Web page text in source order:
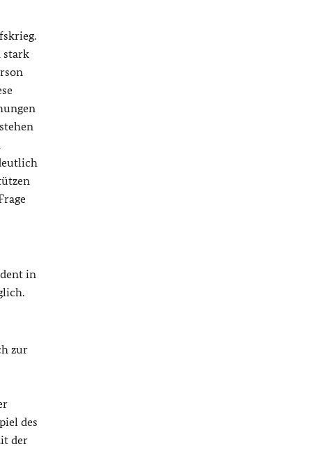
stark
in
zur
des
der